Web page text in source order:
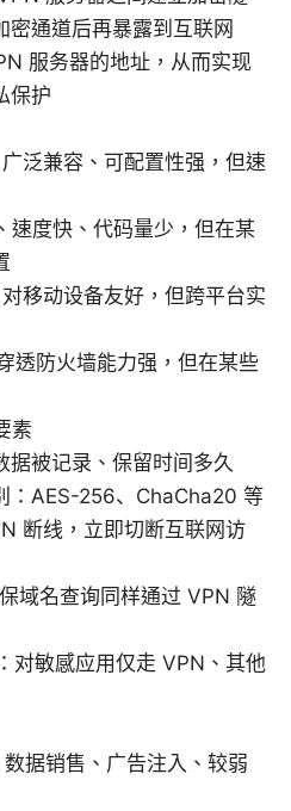
密通道后再暴露到互联网
服务器的地址，从而实现
保护
泛兼容、可配置性强，但速
速度快、代码量少，但在某
移动设备友好，但跨平台实
透防火墙能力强，但在某些
素
据被记录、保留时间多久
：AES-256、ChaCha20 等
断线，立即切断互联网访
域名查询同样通过 VPN 隧
对敏感应用仅走 VPN、其他
据销售、广告注入、较弱